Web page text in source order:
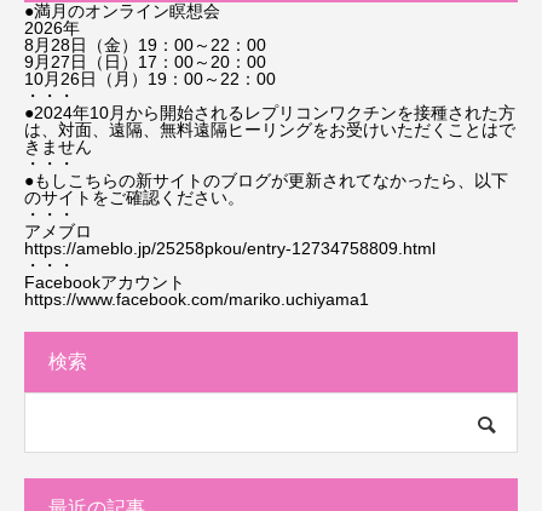
●満月のオンライン瞑想会
2026年
8月28日（金）19：00～22：00
9月27日（日）17：00～20：00
10月26日（月）19：00～22：00
・・・
●2024年10月から開始されるレプリコンワクチンを接種された方
は、対面、遠隔、無料遠隔ヒーリングをお受けいただくことはで
きません
・・・
●もしこちらの新サイトのブログが更新されてなかったら、以下
のサイトをご確認ください。
・・・
アメブロ
https://ameblo.jp/25258pkou/entry-12734758809.html
・・・
Facebookアカウント
https://www.facebook.com/mariko.uchiyama1
検索